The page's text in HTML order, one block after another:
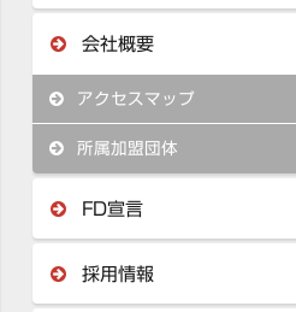
会社概要
アクセスマップ
所属加盟団体
FD宣言
採用情報